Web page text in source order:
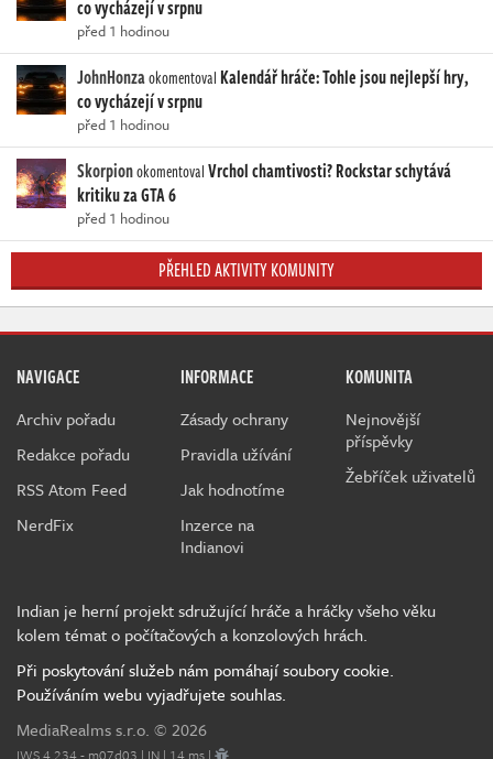
co vycházejí v srpnu
před 1 hodinou
JohnHonzaokomentoval Kalendář hráče: Tohle jsou nejlepší hry,
co vycházejí v srpnu
před 1 hodinou
SkorpionokomentovalVrchol chamtivosti? Rockstar schytává
kritiku za GTA 6
před 1 hodinou
PŘEHLED AKTIVITY KOMUNITY
NAVIGACE
Archiv pořadu
Redakce pořadu
RSS Atom Feed
NerdFix
INFORMACE
Zásady ochrany
Pravidla užívání
Jak hodnotíme
Inzerce na
Indianovi
KOMUNITA
Nejnovější
příspěvky
Žebříček uživatelů
Indian je herní projekt sdružující hráče a hráčky všeho věku
kolem témat o počítačových a konzolových hrách.
Při poskytování služeb nám pomáhají soubory cookie.
Používáním webu vyjadřujete souhlas.
MediaRealms s.r.o. © 2026